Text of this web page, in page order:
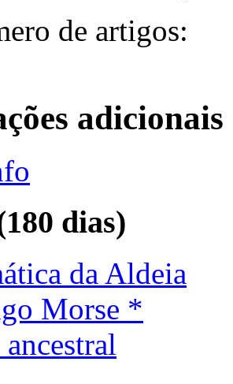
de artigos:
adicionais
dias)
da Aldeia
Morse *